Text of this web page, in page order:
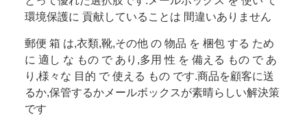
環境保護に 貢献していることは 間違いありません
郵便 箱 は,衣類,靴,その他 の 物品 を 梱包 する ため
に 適し な もの で あり,多用 性 を 備える もの で あ
り,様々な 目的 で 使える もの です.商品を顧客に送
るか,保管するかメールボックスが素晴らしい解決策
です